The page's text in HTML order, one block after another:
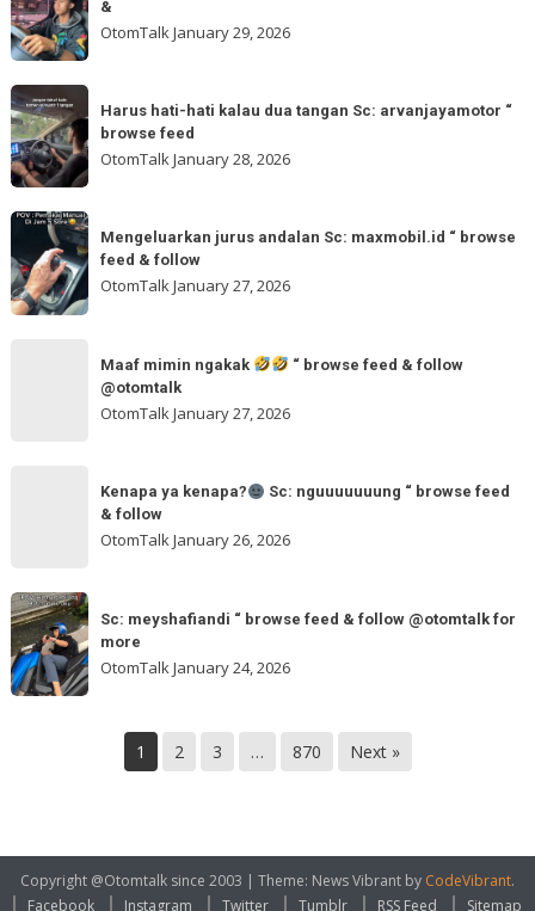
🌬
Sc:
“
browse
feed
kuning
ya
Sc:
wahidmobil.id
“
browse
&
OtomTalk January 29, 2026
Harus
hati-
hati
kalau
dua
tangan
Sc:
arvanjayamotor
Harus hati-hati kalau dua tangan Sc: arvanjayamotor “
browse feed
OtomTalkJanuary 28, 2026
Mengeluarkan
jurus
andalan
Sc:
Mengeluarkan jurus andalan Sc: maxmobil.id “ browse
feed & follow
OtomTalkJanuary 27, 2026
follow
@otomtalk
Maaf mimin ngakak
“ browse feed & follow
@otomtalk
OtomTalkJanuary 27, 2026
Sc:
nguuuuuuung
“
browse
Kenapa ya kenapa?
Sc: nguuuuuuung “ browse feed
& follow
OtomTalkJanuary 26, 2026
Sc:
meyshafiandi
“
browse
more
Sc: meyshafiandi “ browse feed & follow @otomtalk for
more
OtomTalkJanuary 24, 2026
1 2 3 … 870 Next »
Copyright @Otomtalk since 2003 | Theme: News Vibrant by CodeVibrant.
Facebook
Instagram Twitter Tumblr RSS Feed Sitemap